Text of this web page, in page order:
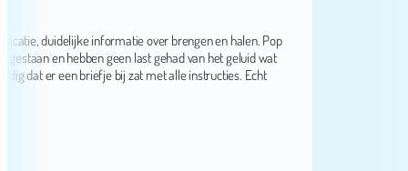
duidelijke informatie over brengen en halen. Pop
en hebben geen last gehad van het geluid wat
er een briefje bij zat met alle instructies. Echt